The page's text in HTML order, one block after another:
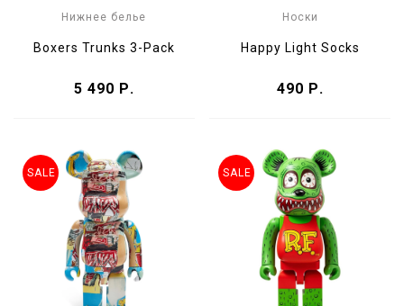
Нижнее белье
Boxers Trunks 3-Pack
5 490 Р.
Носки
Happy Light Socks
490 Р.
SALE SALE